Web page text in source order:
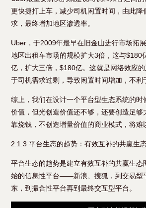
更快捷打上车，减少司机闲置时间，由此降
求，最终增加地区渗透率。
Uber，于2009年最早在旧金山进行市场拓
地区出租车市场的规模扩大3倍，这与$180
亿，扩大三倍，$180亿。这就是网络效应
于司机需求过剩，导致闲置时间增加，不利
综上，我们在设计一个平台型生态系统的时
价值，但光创造价值还不够，还要创造足够
靠烧钱，不创造增量价值的商业模式，将难
2.1.3 平台生态的趋势：有效互补的共赢生
平台生态的趋势是建立有效互补的共赢生态
始的信息性平台——新浪、搜狐，到交易
东，到撮合性平台再到最终交互型平台。